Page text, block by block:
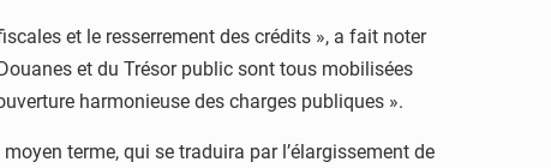
et le resserrement des crédits », a fait noter
et du Trésor public sont tous mobilisées
harmonieuse des charges publiques ».
terme, qui se traduira par l’élargissement de